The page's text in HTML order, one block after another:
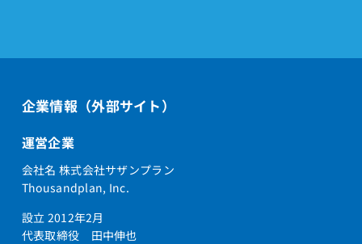
企業情報（外部サイト）
運営企業
会社名 株式会社サザンプラン
Thousandplan, Inc.
設立 2012年2月
代表取締役 田中伸也